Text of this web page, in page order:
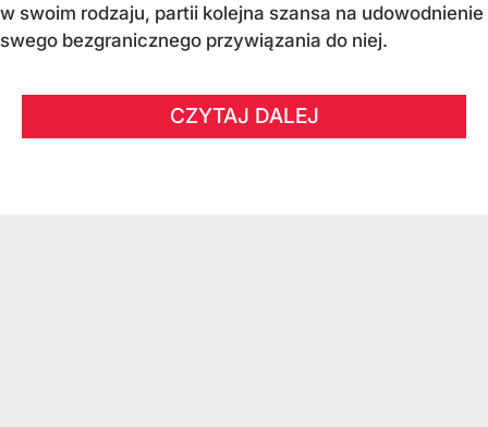
w swoim rodzaju, partii kolejna szansa na udowodnienie
swego bezgranicznego przywiązania do niej.
CZYTAJ DALEJ